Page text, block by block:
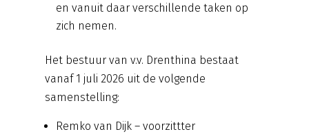
en vanuit daar verschillende taken op
zich nemen.
Het bestuur van v.v. Drenthina bestaat
vanaf 1 juli 2026 uit de volgende
samenstelling:
Remko van Dijk – voorzittter